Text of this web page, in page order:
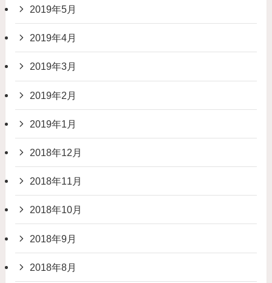
2019年5月
2019年4月
2019年3月
2019年2月
2019年1月
2018年12月
2018年11月
2018年10月
2018年9月
2018年8月